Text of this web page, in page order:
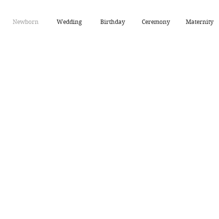
Newborn Wedding Birthday Ceremony Maternity